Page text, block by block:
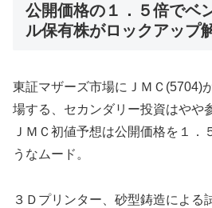
公開価格の１．５倍でベ
ル保有株がロックアップ
東証マザーズ市場にＪＭＣ(5704)
場する、セカンダリー投資はやや
ＪＭＣ初値予想は公開価格を１．
うなムード。
３Ｄプリンター、砂型鋳造による